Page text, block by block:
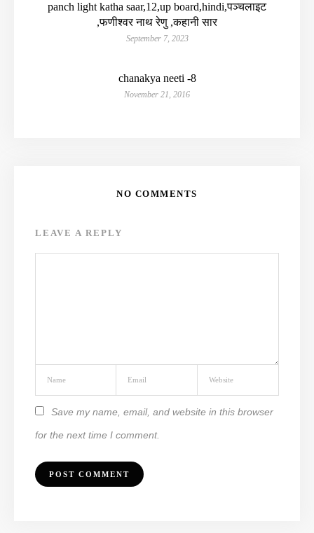
panch light katha saar,12,up board,hindi,पञ्चलाइट
,फणीश्वर नाथ रेणु ,कहानी सार
September 7, 2023
chanakya neeti -8
November 21, 2016
NO COMMENTS
LEAVE A REPLY
Save my name, email, and website in this browser
for the next time I comment.